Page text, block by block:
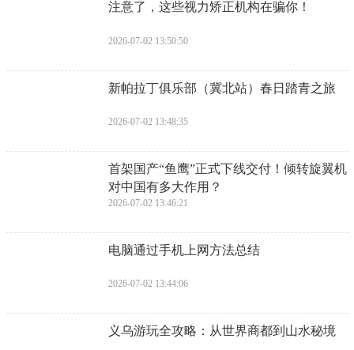
​注意了，这些视力矫正机构在骗你！
2026-07-02 13:50:50
​新帕拉丁俱乐部（冀北站）春日踏青之旅
2026-07-02 13:48:35
​首架国产“鱼鹰”正式下线交付！倾转旋翼机
对中国有多大作用？
2026-07-02 13:46:21
​电脑通过手机上网方法总结
2026-07-02 13:44:06
​义乌游玩全攻略：从世界商都到山水秘境